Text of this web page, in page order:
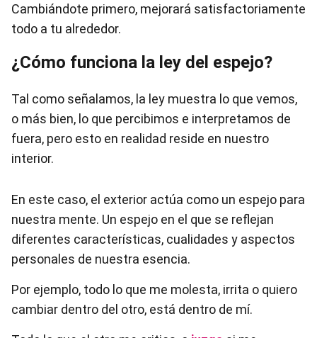
Cambiándote primero, mejorará satisfactoriamente
todo a tu alrededor.
¿Cómo funciona la ley del espejo?
Tal como señalamos, la ley muestra lo que vemos,
o más bien, lo que percibimos e interpretamos de
fuera, pero esto en realidad reside en nuestro
interior.
En este caso, el exterior actúa como un espejo para
nuestra mente. Un espejo en el que se reflejan
diferentes características, cualidades y aspectos
personales de nuestra esencia.
Por ejemplo, todo lo que me molesta, irrita o quiero
cambiar dentro del otro, está dentro de mí.